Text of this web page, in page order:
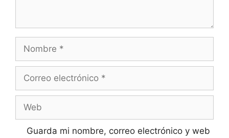
Guarda mi nombre, correo electrónico y web